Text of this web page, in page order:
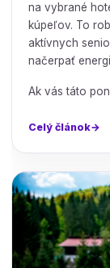
na vybrané
kúpeľov. To
aktívnych
načerpať
Ak vás táto
Celý článok